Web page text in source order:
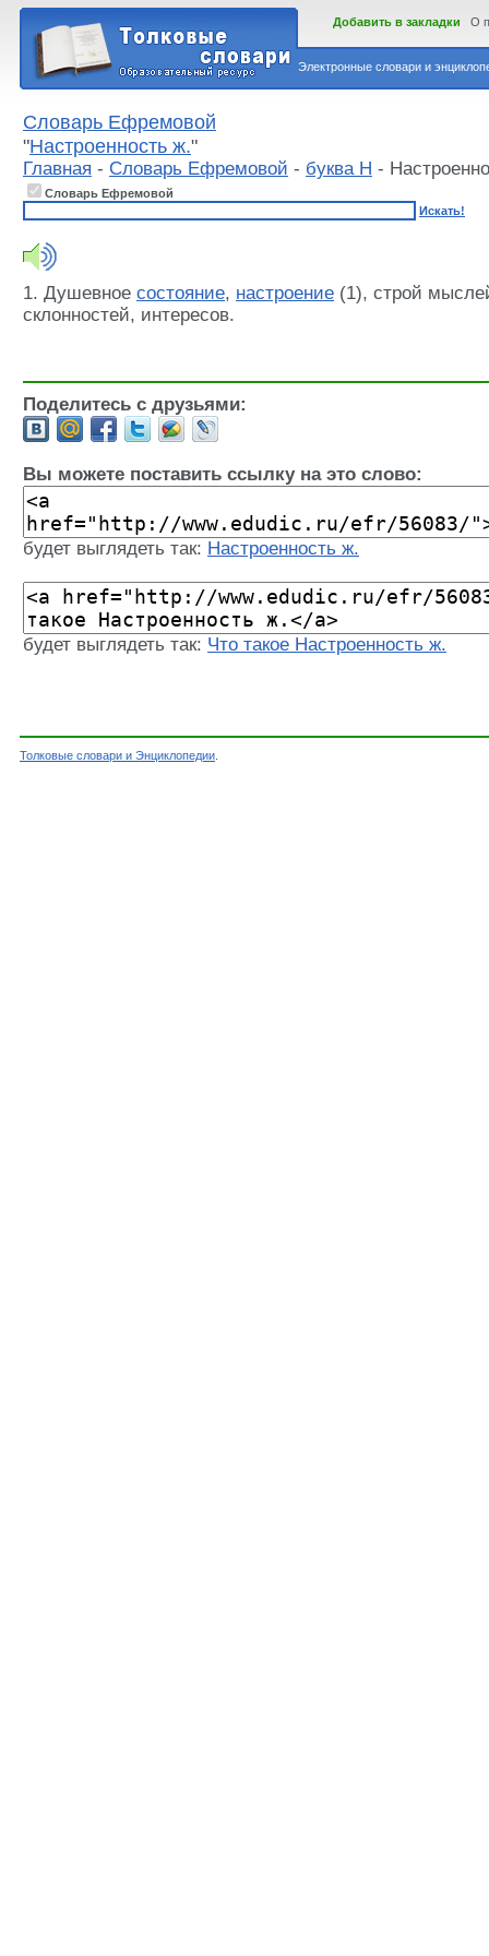
Электронные словари и
Добавить в закладки О
Словарь Ефремовой
"Настроенность ж."
Главная - Словарь Ефремовой - буква Н -
Словарь Ефремовой
Искать!
1. Душевное состояние, настроение (1), строй
склонностей, интересов.
Поделитесь с друзьями:
Вы можете поставить ссылку на это слово:
будет выглядеть так: Настроенность ж.
будет выглядеть так: Что такое Настроенность ж.
Толковые словари и Энциклопедии